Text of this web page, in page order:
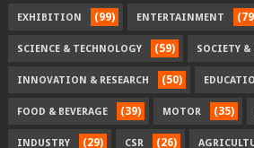
EXHIBITION (99) ENTERTAINMENT
SCIENCE & TECHNOLOGY (59) SOCIETY &
INNOVATION & RESEARCH (50)
FOOD & BEVERAGE (39) MOTOR (35)
INDUSTRY (29) CSR (26)